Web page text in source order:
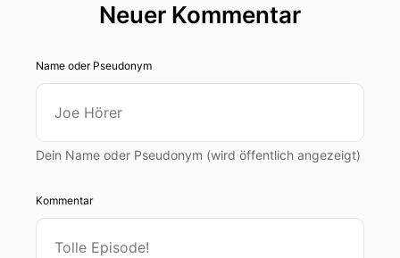
Neuer Kommentar
Name oder Pseudonym
Dein Name oder Pseudonym (wird öffentlich angezeigt)
Kommentar